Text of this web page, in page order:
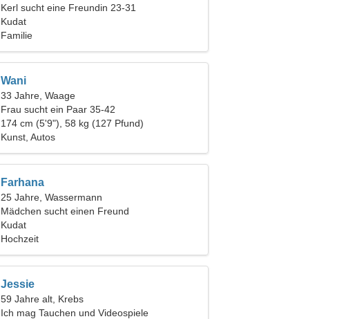
Kerl sucht eine Freundin 23-31
Kudat
Familie
Wani
33 Jahre, Waage
Frau sucht ein Paar 35-42
174 cm (5'9"), 58 kg (127 Pfund)
Kunst, Autos
Farhana
25 Jahre, Wassermann
Mädchen sucht einen Freund
Kudat
Hochzeit
Jessie
59 Jahre alt, Krebs
Ich mag Tauchen und Videospiele